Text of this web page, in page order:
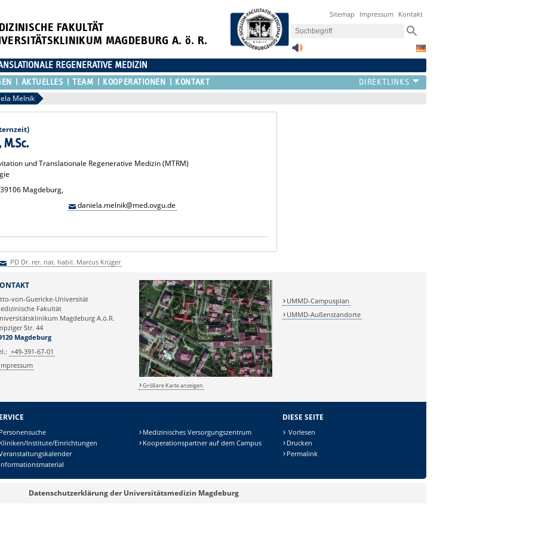
FAKULTÄT
MAGDEBURG A. ö. R.
Sitemap Impressum Kontakt
REGENERATIVE MEDIZIN
AKTUELLES TEAM KOOPERATIONEN KONTAKT
Melnik
M.Sc.
und Translationale Regenerative Medizin (MTRM)
Magdeburg,
daniela.melnik@med.ovgu.de
PD Dr. rer. nat. habil. Marcus Krüger
von-Guericke-Universität
Fakultät
Magdeburg A.ö.R.
Str. 44
Magdeburg
+49-391-67-01
Impressum
Größere Karte anzeigen
UMMD-Campusplan
UMMD-Außenstandorte
Personensuche
Kliniken/Institute/Einrichtungen
Informationsmaterial
Medizinisches Versorgungszentrum
Kooperationspartner auf dem Campus
DIESE SEITE
Vorlesen
Drucken
Permalink
Datenschutzerklärung der Universitätsmedizin Magdeburg